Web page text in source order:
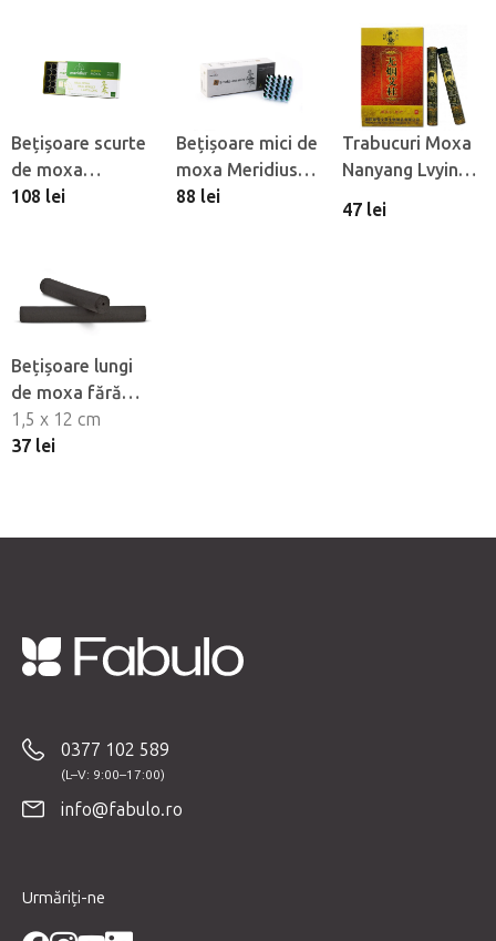
Bețișoare scurte
de moxa
Meridius Manina
108 lei
Bețișoare mici de
moxa Meridius
Mini fără fum,
88 lei
Trabucuri Moxa
Nanyang Lvying,
5 buc
47 lei
Bețișoare lungi
de moxa fără
fum NonDolens®
LG35, 5 buc
1,5 x 12 cm
37 lei
0377 102 589
info@fabulo.ro
Urmăriți-ne